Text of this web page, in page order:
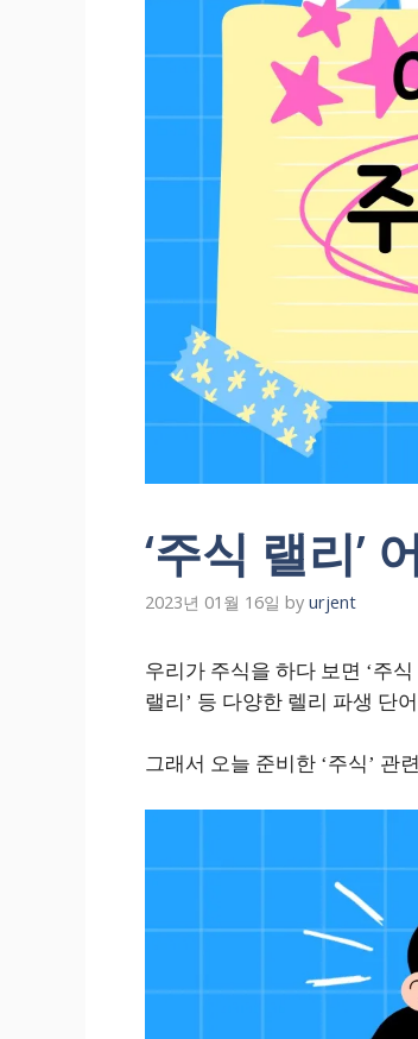
‘주식 랠리’
2023년 01월 16일 by urjent
우리가 주식을 하다 보면 ‘주식
랠리’ 등 다양한 렐리 파생 단
그래서 오늘 준비한 ‘주식’ 관